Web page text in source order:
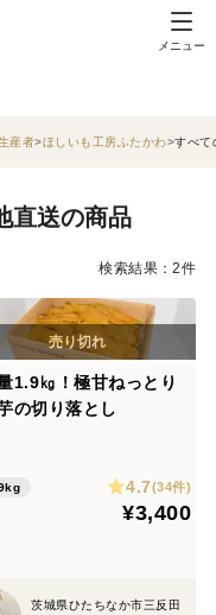
メニュー
産者 ほしいも工房ふたかわ すべて
直送の商品
検索結果：2件
1.9㎏！極甘ねっとり
の切り落とし
4.7(34件)
¥3,400
茨城県ひたちなか市三反田